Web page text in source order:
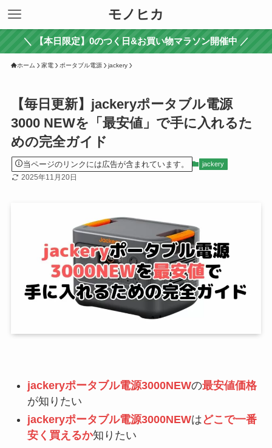
モノヒカ
＼ 【本日限定】0のつく日&お買い物マラソン開催中 ／
ホーム 家電 ポータブル電源 jackery
【毎日更新】jackeryポータブル電源
3000 NEWを「最安値」で手に入れるた
めの完全ガイド
当ページのリンクには広告が含まれています。 jackery
2025年11月20日
jackeryポータブル電源3000NEWの最安値価格
が知りたい
jackeryポータブル電源3000NEWは どこで一番
安く買えるか知りたい